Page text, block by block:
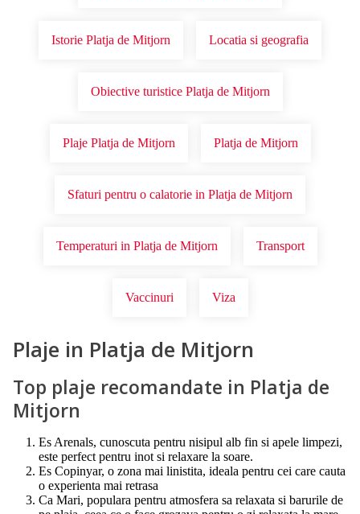
Istorie Platja de Mitjorn Locatia si geografia
Obiective turistice Platja de Mitjorn
Plaje Platja de Mitjorn Platja de Mitjorn
Sfaturi pentru o calatorie in Platja de Mitjorn
Temperaturi in Platja de Mitjorn Transport
Vaccinuri Viza
Plaje in Platja de Mitjorn
Top plaje recomandate in Platja de
Mitjorn
Es Arenals, cunoscuta pentru nisipul alb fin si apele limpezi,
este perfect pentru inot si relaxare la soare.
Es Copinyar, o zona mai linistita, ideala pentru cei care cauta
o experienta mai retrasa
Ca Mari, populara pentru atmosfera sa relaxata si barurile de